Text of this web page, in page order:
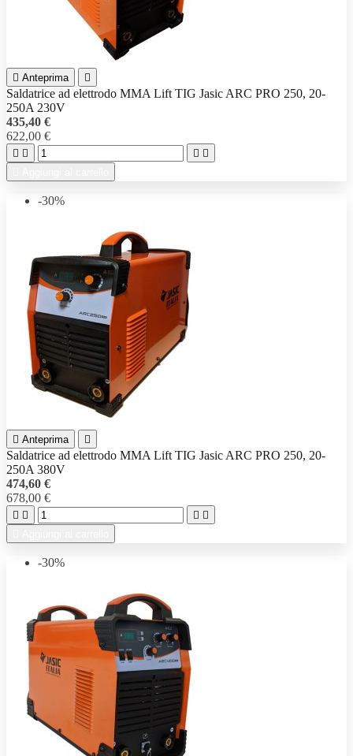
 Anteprima 
Saldatrice ad elettrodo MMA Lift TIG Jasic ARC PRO 250, 20-
250A 230V
435,40 €
622,00 €
   
-30%
 Anteprima 
Saldatrice ad elettrodo MMA Lift TIG Jasic ARC PRO 250, 20-
250A 380V
474,60 €
678,00 €
   
-30%